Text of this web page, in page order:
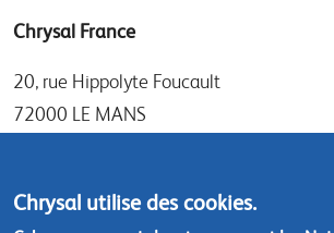
Chrysal France
20, rue Hippolyte Foucault
72000 LE MANS
Fax: +33 (0)1 30 69 71 37
Chrysal utilise des cookies.